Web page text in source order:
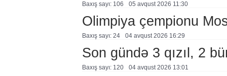
Baxış sayı: 106 05 avqust 2026 11:30
Olimpiya çempionu
Baxış sayı: 24 04 avqust 2026 16:29
Son gündə 3 qızıl, 2
Baxış sayı: 120 04 avqust 2026 13:01